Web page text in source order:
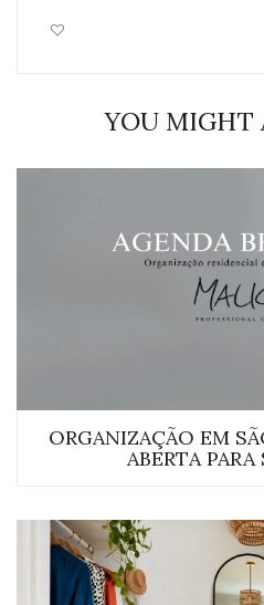
YOU MIGHT
ORGANIZAÇÃO EM
ABERTA